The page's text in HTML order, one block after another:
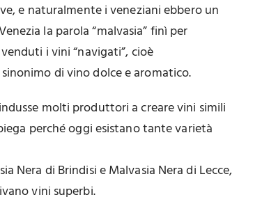
e naturalmente i veneziani ebbero un
la parola “malvasia” finì per
i vini “navigati”, cioè
di vino dolce e aromatico.
molti produttori a creare vini simili
perché oggi esistano tante varietà
Nera di Brindisi e Malvasia Nera di Lecce,
vini superbi.